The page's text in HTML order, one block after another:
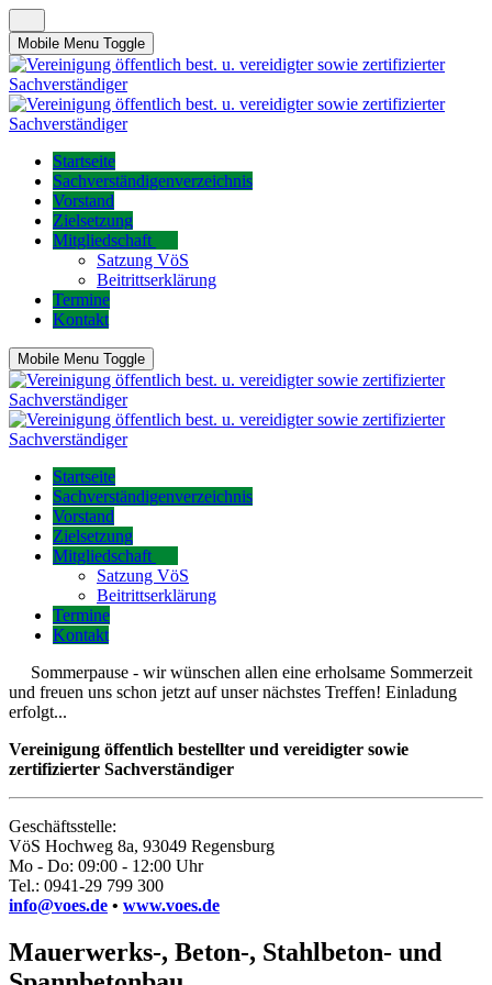
Mobile Menu Toggle
Startseite
Sachverständigenverzeichnis
Vorstand
Zielsetzung
Mitgliedschaft
Satzung VöS
Beitrittserklärung
Termine
Kontakt
Mobile Menu Toggle
Startseite
Sachverständigenverzeichnis
Vorstand
Zielsetzung
Mitgliedschaft
Satzung VöS
Beitrittserklärung
Termine
Kontakt
Sommerpause - wir wünschen allen eine erholsame Sommerzeit
und freuen uns schon jetzt auf unser nächstes Treffen! Einladung
erfolgt...
Vereinigung öffentlich bestellter und vereidigter sowie
zertifizierter Sachverständiger
Geschäftsstelle:
VöS Hochweg 8a, 93049 Regensburg
Mo - Do: 09:00 - 12:00 Uhr
Tel.: 0941-29 799 300
info@voes.de • www.voes.de
Mauerwerks-, Beton-, Stahlbeton- und